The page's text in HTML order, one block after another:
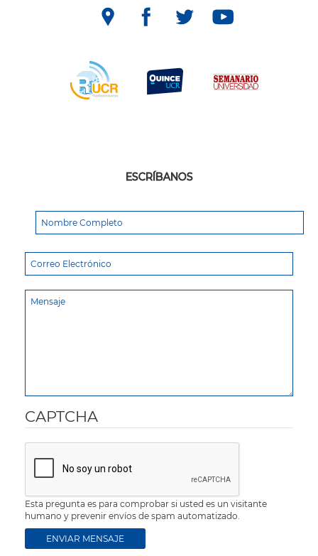
ESCRÍBANOS
CAPTCHA
Esta pregunta es para comprobar si usted es un visitante
humano y prevenir envíos de spam automatizado.